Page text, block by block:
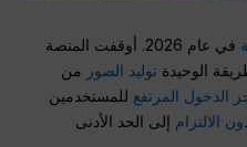
في عام 2026. أوقفت المنصة
الوحيدةتوليد الصور من
الدخول المرتفع للمستخدمين
الالتزام إلى الحد الأدنى